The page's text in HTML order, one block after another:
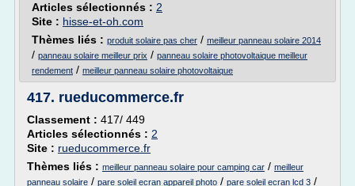
Articles sélectionnés : 2
Site : hisse-et-oh.com
Thèmes liés : produit solaire pas cher / meilleur panneau solaire 2014
/ panneau solaire meilleur prix / panneau solaire photovoltaique meilleur
rendement / meilleur panneau solaire photovoltaique
417. rueducommerce.fr
Classement : 417/ 449
Articles sélectionnés : 2
Site : rueducommerce.fr
Thèmes liés : meilleur panneau solaire pour camping car / meilleur
panneau solaire / pare soleil ecran appareil photo / pare soleil ecran lcd 3 /